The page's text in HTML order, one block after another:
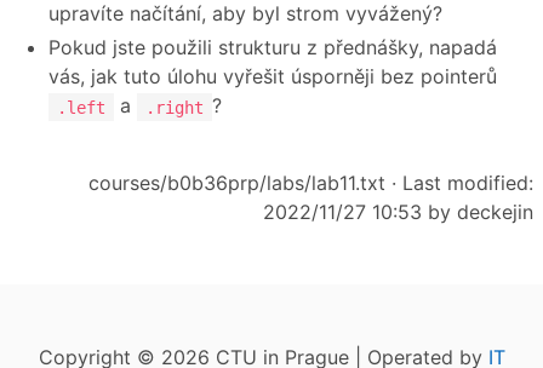
upravíte načítání, aby byl strom vyvážený?
Pokud jste použili strukturu z přednášky, napadá
vás, jak tuto úlohu vyřešit úsporněji bez pointerů
.left a .right ?
courses/b0b36prp/labs/lab11.txt · Last modified:
2022/11/27 10:53 by deckejin
Copyright © 2026 CTU in Prague | Operated by IT